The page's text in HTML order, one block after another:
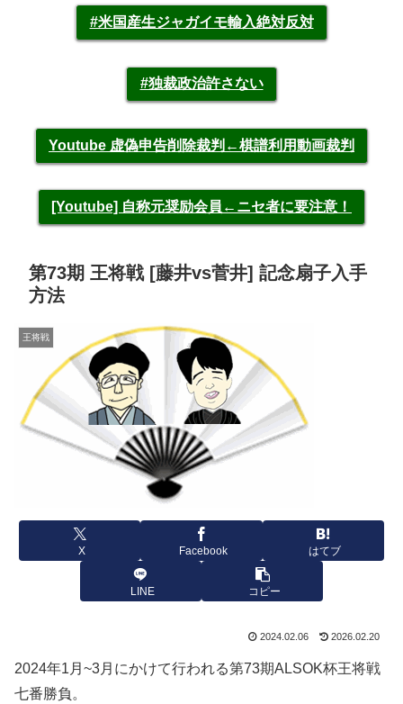
#米国産生ジャガイモ輸入絶対反対
#独裁政治許さない
Youtube 虚偽申告削除裁判←棋譜利用動画裁判
[Youtube] 自称元奨励会員←ニセ者に要注意！
第73期 王将戦 [藤井vs菅井] 記念扇子入手
方法
王将戦
X Facebook はてブ
LINE コピー
2024.02.06 2026.02.20
2024年1月~3月にかけて行われる第73期ALSOK杯王将戦
七番勝負。